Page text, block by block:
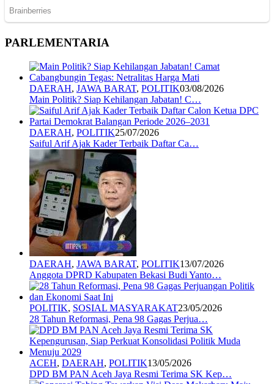
PARLEMENTARIA
DAERAH, JAWA BARAT, POLITIK03/08/2026
Main Politik? Siap Kehilangan Jabatan! C…
DAERAH, POLITIK25/07/2026
Saiful Arif Ajak Kader Terbaik Daftar Ca…
DAERAH, JAWA BARAT, POLITIK13/07/2026
Anggota DPRD Kabupaten Bekasi Budi Yanto…
POLITIK, SOSIAL MASYARAKAT23/05/2026
28 Tahun Reformasi, Pena 98 Gagas Perjua…
ACEH, DAERAH, POLITIK13/05/2026
DPD BM PAN Aceh Jaya Resmi Terima SK Kep…